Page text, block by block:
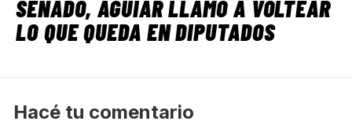
SENADO, AGUIAR LLAMÓ A VOLTEAR
LO QUE QUEDA EN DIPUTADOS
Hacé tu comentario